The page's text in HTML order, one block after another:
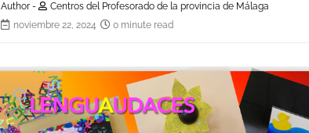
Author -
Centros del Profesorado de la provincia de Málaga
noviembre 22, 2024
0 minute read